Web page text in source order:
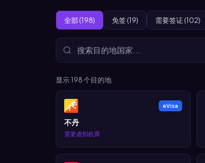
全部 (198) 免签 (19) 需要签证 (102)
显示198个目的地
eVisa
不丹
需要虚拟机票